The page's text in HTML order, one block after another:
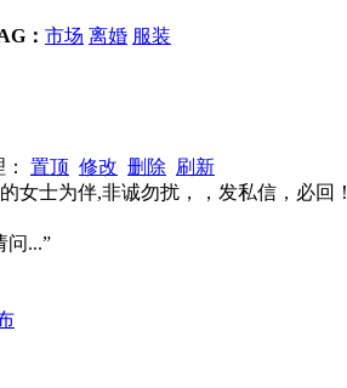
： 市场 离婚 服装
置顶 修改 删除 刷新
女士为伴,非诚勿扰，，发私信，必回！
问...”